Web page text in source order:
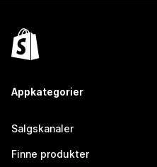
Appkategorier
Salgskanaler
Finne produkter